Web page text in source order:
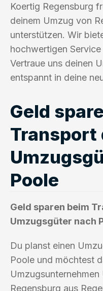
Koertig Regensburg
deinem Umzug von
unterstützen. Wir
hochwertigen
Vertraue uns deinen
entspannt in deine
Geld
Transport
Poole
Geld sparen beim
Umzugsgüter nach
Du planst einen
Poole und möchtest
Regensburg aus